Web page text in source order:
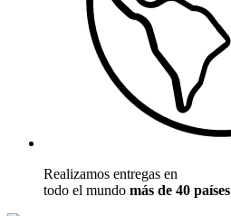
Realizamos entregas en
todo el mundo más de 40 países